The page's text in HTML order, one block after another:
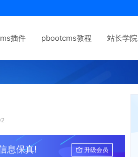
插件 pbootcms教程 站长学院
息保真! 升级会员